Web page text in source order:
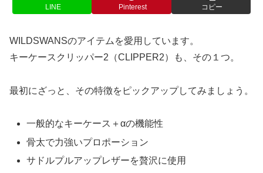
LINE Pinterest コピー
WILDSWANSのアイテムを愛用しています。
キーケースクリッパー2（CLIPPER2）も、その１つ。
最初にざっと、その特徴をピックアップしてみましょう。
一般的なキーケース＋αの機能性
骨太で力強いプロポーション
サドルプルアップレザーを贅沢に使用